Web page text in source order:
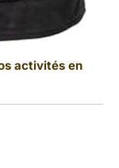
activités en